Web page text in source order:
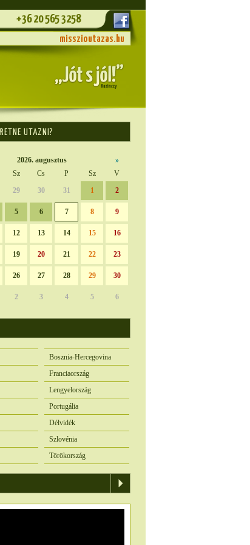
+36 20 565 3258
misszioutazas.hu
UTAZNI?
2026. augusztus
»
Sz Cs P Sz
V
29 30 31 1 2
5 6 7 8 9
12 13 14 15 16
19 20 21 22 23
26 27 28 29 30
2 3 4 5 6
Bosznia-Hercegovina
Franciaország
Lengyelország
Portugália
Délvidék
Szlovénia
Törökország